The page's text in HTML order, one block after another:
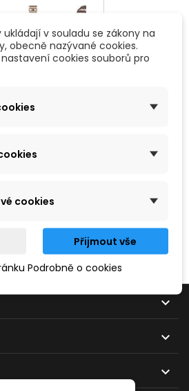
jiného.



v souladu se zákony na
obecně nazývané cookies.
cookies souborů pro
cookies
Přijmout vše
Podrobně o cookies